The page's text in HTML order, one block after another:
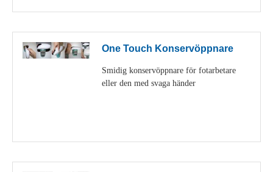
One Touch Konservöppnare
Smidig konservöppnare för fotarbetare
eller den med svaga händer